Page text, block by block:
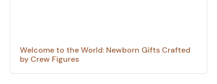
Welcome to the World: Newborn Gifts Crafted
by Crew Figures